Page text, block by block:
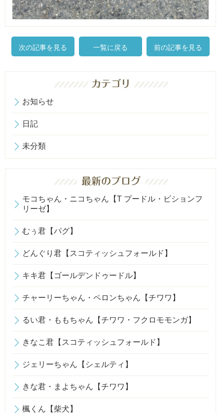
次の記事を見る 一覧に戻る 前の記事を見る
お知らせ
日記
未分類
モコちゃん・ニコちゃん【T プードル・ビションフ
リーゼ】
むぅ君【パグ】
どんぐり君【スコティッシュフォールド】
キキ君【ゴールデンドゥードル】
チャーリーちゃん・ペロンちゃん【チワワ】
るい君・ももちゃん【チワワ・フクロモモンガ】
きなこ君【スコティッシュフォールド】
ジェリーちゃん【シェルティ】
きな君・まよちゃん【チワワ】
楓くん【柴犬】